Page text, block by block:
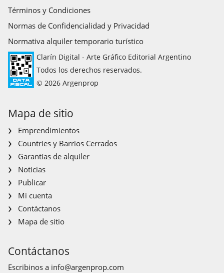
Términos y Condiciones
Normas de Confidencialidad y Privacidad
Normativa alquiler temporario turístico
Clarín Digital - Arte Gráfico Editorial Argentino
Todos los derechos reservados.
© 2026 Argenprop
Mapa de sitio
Emprendimientos
Countries y Barrios Cerrados
Garantías de alquiler
Noticias
Publicar
Mi cuenta
Contáctanos
Mapa de sitio
Contáctanos
Escribinos a info@argenprop.com